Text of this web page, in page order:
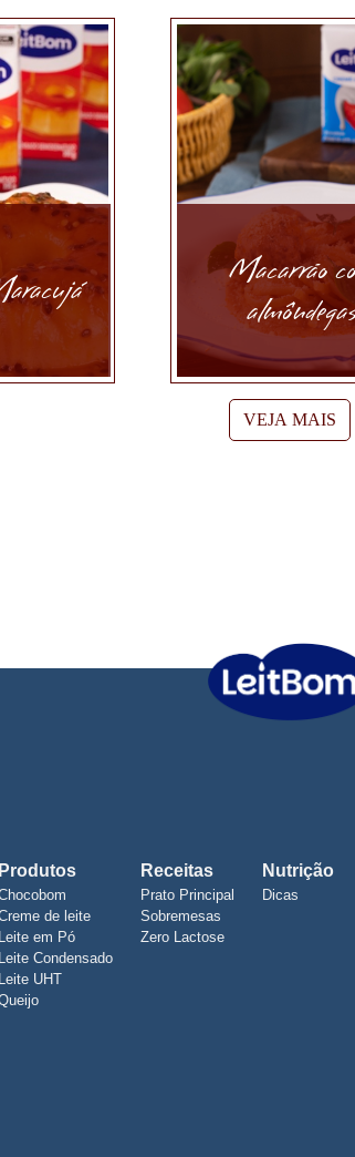
Macarrão
VEJA MAIS
Produtos
de leite
Leite em Pó
Leite Condensado
Leite UHT
Receitas
Prato Principal
Sobremesas
Zero Lactose
Nutrição
Dicas